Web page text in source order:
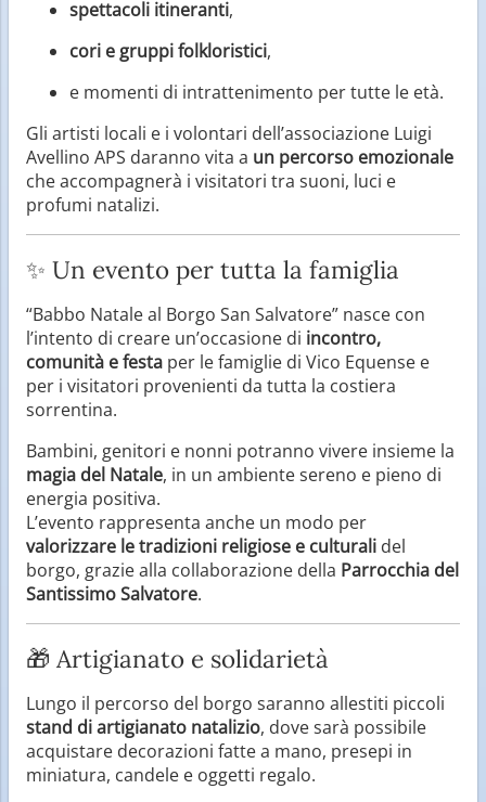
spettacoli itineranti,
cori e gruppi folkloristici,
e momenti di intrattenimento per tutte le età.
Gli artisti locali e i volontari dell’associazione Luigi
Avellino APS daranno vita a un percorso emozionale
che accompagnerà i visitatori tra suoni, luci e
profumi natalizi.
✨ Un evento per tutta la famiglia
“Babbo Natale al Borgo San Salvatore” nasce con
l’intento di creare un’occasione di incontro,
comunità e festa per le famiglie di Vico Equense e
per i visitatori provenienti da tutta la costiera
sorrentina.
Bambini, genitori e nonni potranno vivere insieme la
magia del Natale, in un ambiente sereno e pieno di
energia positiva.
L’evento rappresenta anche un modo per
valorizzare le tradizioni religiose e culturali del
borgo, grazie alla collaborazione della Parrocchia del
Santissimo Salvatore.
🎁 Artigianato e solidarietà
Lungo il percorso del borgo saranno allestiti piccoli
stand di artigianato natalizio, dove sarà possibile
acquistare decorazioni fatte a mano, presepi in
miniatura, candele e oggetti regalo.